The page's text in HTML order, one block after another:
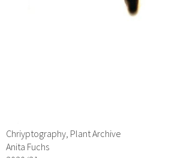
Chriyptography, Plant Archive
Anita Fuchs